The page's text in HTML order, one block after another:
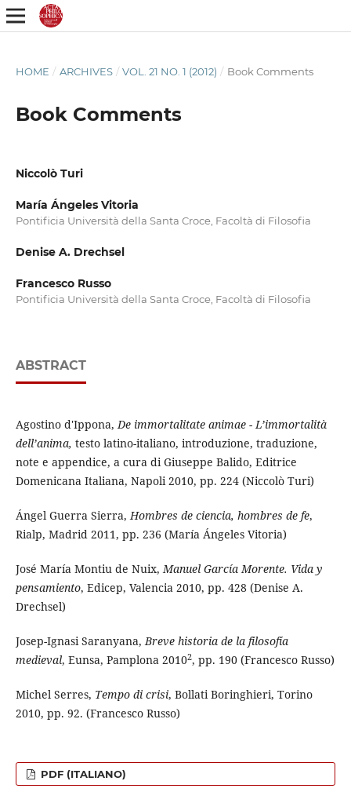
HOME / ARCHIVES / VOL. 21 NO. 1 (2012) / Book Comments
Book Comments
Niccolò Turi
María Ángeles Vitoria
Pontificia Università della Santa Croce, Facoltà di Filosofia
Denise A. Drechsel
Francesco Russo
Pontificia Università della Santa Croce, Facoltà di Filosofia
ABSTRACT
Agostino d'Ippona,De immortalitate animae - L’immortalità
dell’anima, testo latino-italiano, introduzione, traduzione,
note e appendice, a cura di Giuseppe Balido, Editrice
Domenicana Italiana, Napoli 2010, pp. 224 (Niccolò Turi)
Ángel Guerra Sierra,Hombres de ciencia, hombres de fe,
Rialp, Madrid 2011, pp. 236 (María Ángeles Vitoria)
José María Montiu de Nuix,Manuel García Morente. Vida y
pensamiento, Edicep, Valencia 2010, pp. 428 (Denise A.
Drechsel)
Josep-Ignasi Saranyana,Breve historia de la filosofía
medieval, Eunsa, Pamplona 20102, pp. 190 (Francesco Russo)
Michel Serres, Tempo di crisi, Bollati Boringhieri, Torino
2010, pp. 92. (Francesco Russo)
PDF (ITALIANO)